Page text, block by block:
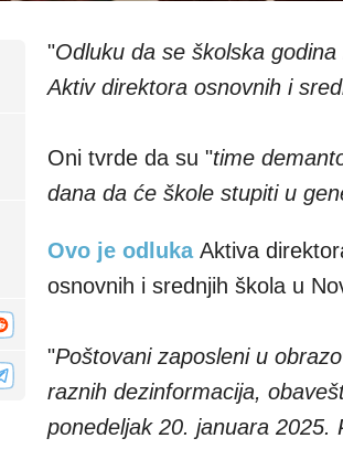
"Odluku da se školska
Aktiv direktora osnovnih i
Oni tvrde da su "time
dana da će škole stupiti u
Ovo je odluka Aktiva
osnovnih i srednjih škola u
"Poštovani zaposleni u
raznih dezinformacija,
ponedeljak 20. januara 2025.